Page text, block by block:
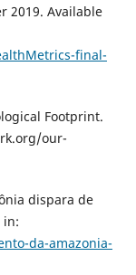
2019. Available
final-
Footprint.
our-
dispara de
in:
da-amazonia-